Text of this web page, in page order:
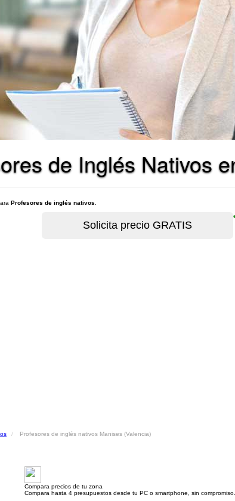
de Inglés Nativos
Profesores de inglés nativos
Profesores de inglés nativos Manises (Valencia)
Compara precios de tu zona
Compara hasta 4 presupuestos desde tu PC o smartphone, sin compromiso.